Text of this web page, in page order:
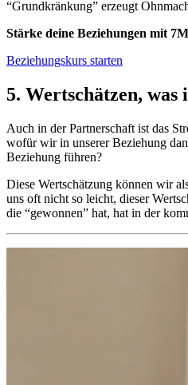
“Grundkränkung” erzeugt
Stärke deine Beziehungen mit
Beziehungskurs starten
5. Wertschätzen, was
Auch in der Partnerschaft ist das
wofür wir in unserer Beziehung
Beziehung führen?
Diese Wertschätzung können wir
uns oft nicht so leicht, dieser
die “gewonnen” hat, hat in der